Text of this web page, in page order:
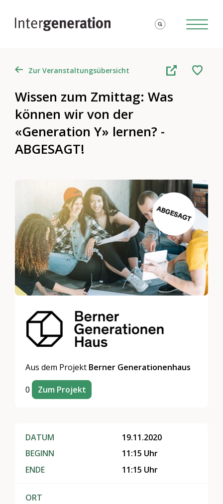
Zur Veranstaltungsübersicht
Wissen zum Zmittag: Was
können wir von der
«Generation Y» lernen? -
ABGESAGT!
Aus dem Projekt Berner Generationenhaus
0 Zum Projekt
DATUM
BEGINN
ENDE
19.11.2020
11:15 Uhr
11:15 Uhr
ORT